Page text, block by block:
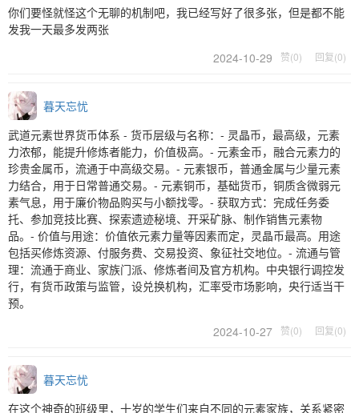
你们要怪就怪这个无聊的机制吧，我已经写好了很多张，但是都不能
发我一天最多发两张
2024-10-29
赞(0) 回复(0)
暮天忘忧
武道元素世界货币体系 - 货币层级与名称：- 灵晶币，最高级，元素
力浓郁，能提升修炼者能力，价值极高。- 元素金币，融合元素力的
珍贵金属币，流通于中高级交易。- 元素银币，普通金属与少量元素
力结合，用于日常普通交易。- 元素铜币，基础货币，铜质含微弱元
素气息，用于廉价物品购买与小额找零。- 获取方式：完成任务委
托、参加竞技比赛、探索遗迹秘境、开采矿脉、制作销售元素物
品。- 价值与用途：价值依元素力量等因素而定，灵晶币最高。用途
包括买修炼资源、付服务费、交易投资、象征社交地位。- 流通与管
理：流通于商业、家族门派、修炼者间及官方机构。中央银行调控发
行，有货币政策与监管，设兑换机构，汇率受市场影响，央行适当干
预。
2024-10-27
赞(0) 回复(0)
暮天忘忧
在这个神奇的班级里，十岁的学生们来自不同的元素家族，关系紧密